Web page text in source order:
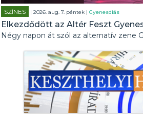
SZÍNES | 2026. aug. 7. péntek |Gyenesdiás
Elkezdődött az Altér Feszt
Négy napon át szól az alternatív zene